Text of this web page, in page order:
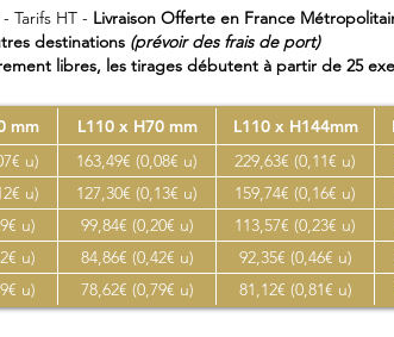
- Tarifs HT - Livraison Offerte en France
destinations (prévoir des frais de port)
libres, les tirages débutent à partir de 25
mm L110 x H70 mm L110 x H144mm
u) 163,49€ (0,08€ u) 229,63€ (0,11€ u)
u) 127,30€ (0,13€ u) 159,74€ (0,16€ u)
u) 99,84€ (0,20€ u) 113,57€ (0,23€ u)
u) 84,86€ (0,42€ u) 92,35€ (0,46€ u)
u) 78,62€ (0,79€ u) 81,12€ (0,81€ u)